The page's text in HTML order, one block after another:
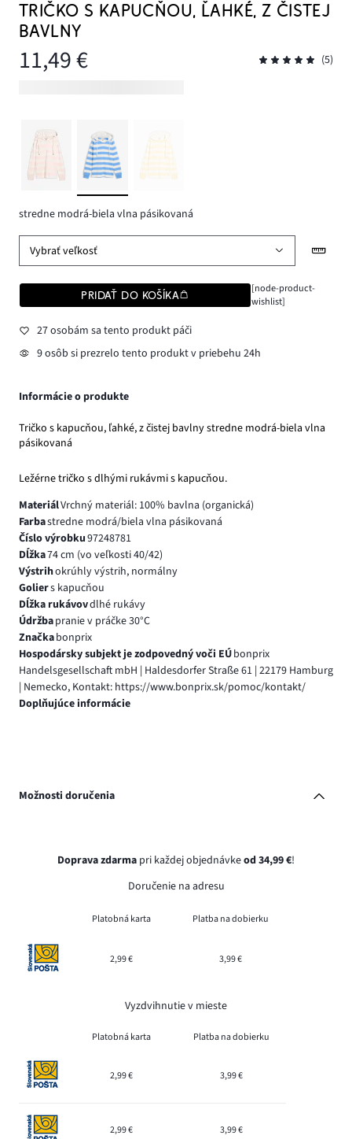
TRIČKO S KAPUCŇOU, ĽAHKÉ, Z ČISTEJ
BAVLNY
11,49 € (5)
stredne modrá-biela vlna pásikovaná
Vybrať veľkosť
PRIDAŤ DO KOŠÍKA
[node-product-
wishlist]
27 osobám sa tento produkt páči
9 osôb si prezrelo tento produkt v priebehu 24h
Informácie o produkte
Tričko s kapucňou, ľahké, z čistej bavlny stredne modrá-biela vlna
pásikovaná
Ležérne tričko s dlhými rukávmi s kapucňou.
MateriálVrchný materiál: 100% bavlna (organická)
Farbastredne modrá/biela vlna pásikovaná
Číslo výrobku97248781
Dĺžka74 cm (vo veľkosti 40/42)
Výstrihokrúhly výstrih, normálny
Goliers kapucňou
Dĺžka rukávovdlhé rukávy
Údržbapranie v práčke 30°C
Značkabonprix
Hospodársky subjekt je zodpovedný voči EÚbonprix
Handelsgesellschaft mbH | Haldesdorfer Straße 61 | 22179 Hamburg
| Nemecko, Kontakt: https://www.bonprix.sk/pomoc/kontakt/
Doplňujúce informácie
Možnosti doručenia
Doprava zdarma pri každej objednávkeod 34,99 €!
Doručenie na adresu
Platobná karta Platba na dobierku
2,99 € 3,99 €
Vyzdvihnutie v mieste
Platobná karta Platba na dobierku
2,99 € 3,99 €
2,99 € 3,99 €